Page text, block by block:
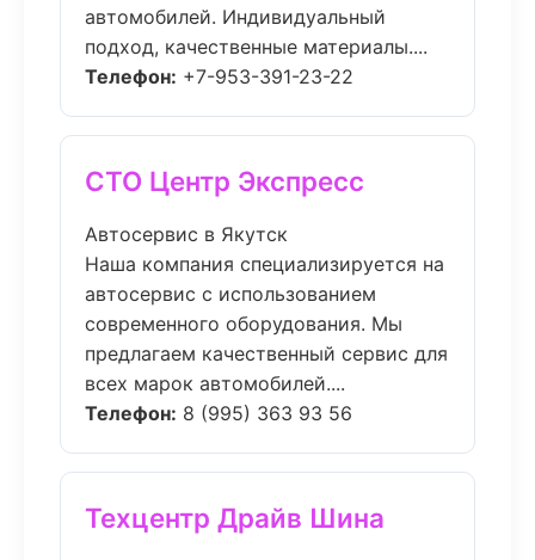
автомобилей. Индивидуальный
подход, качественные материалы....
Телефон: +7-953-391-23-22
СТО Центр Экспресс
Автосервис в Якутск
Наша компания специализируется на
автосервис с использованием
современного оборудования. Мы
предлагаем качественный сервис для
всех марок автомобилей....
Телефон: 8 (995) 363 93 56
Техцентр Драйв Шина